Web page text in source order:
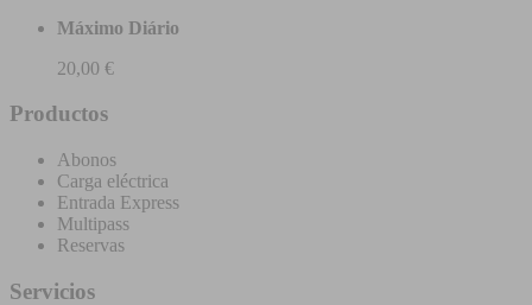
Máximo Diário
20,00 €
Productos
Abonos
Carga eléctrica
Entrada Express
Multipass
Reservas
Servicios